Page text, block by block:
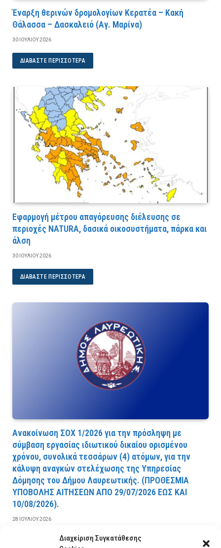
Διαχείριση Συγκατάθεσης
Έναρξη θερινών δρομολογίων Κερατέα – Κακή
Θάλασσα – Δασκαλειό (Αγ. Μαρίνα)
30 ΙΟΥΛΊΟΥ 2026
ΔΙΑΒΆΣΤΕ ΠΕΡΙΣΣΌΤΕΡΑ
Εφαρμογή μέτρου απαγόρευσης διέλευσης σε
περιοχές NATURA, δασικά οικοσυστήματα, πάρκα και
άλση
30 ΙΟΥΛΊΟΥ 2026
ΔΙΑΒΆΣΤΕ ΠΕΡΙΣΣΌΤΕΡΑ
Ανακοίνωση ΣΟΧ 1/2026 για την πρόσληψη με
σύμβαση εργασίας ιδιωτικού δικαίου ορισμένου
χρόνου, συνολικά τεσσάρων (4) ατόμων, για την
κάλυψη αναγκών στελέχωσης της Υπηρεσίας
Δόμησης του Δήμου Λαυρεωτικής. (ΠPOΘEΣMIA
YΠOBOΛHΣ AITHΣEΩN AΠO 29/07/2026 EΩΣ KAI
10/08/2026).
28 ΙΟΥΛΊΟΥ 2026
ΔΙΑΒΆΣΤΕ ΠΕΡΙΣΣΌΤΕΡΑ